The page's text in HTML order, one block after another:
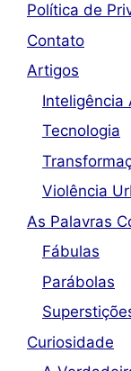
Política de
Contato
Artigos
Inteligência
Tecnologia
Violência
As Palavras
Fábulas
Parábolas
Curiosidade